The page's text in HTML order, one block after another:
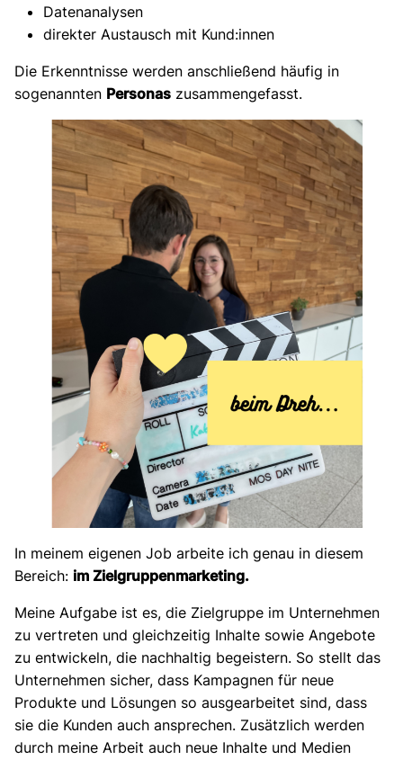
Datenanalysen
direkter Austausch mit Kund:innen
Die Erkenntnisse werden anschließend häufig in
sogenannten Personas zusammengefasst.
In meinem eigenen Job arbeite ich genau in diesem
Bereich: im Zielgruppenmarketing.
Meine Aufgabe ist es, die Zielgruppe im Unternehmen
zu vertreten und gleichzeitig Inhalte sowie Angebote
zu entwickeln, die nachhaltig begeistern. So stellt das
Unternehmen sicher, dass Kampagnen für neue
Produkte und Lösungen so ausgearbeitet sind, dass
sie die Kunden auch ansprechen. Zusätzlich werden
durch meine Arbeit auch neue Inhalte und Medien